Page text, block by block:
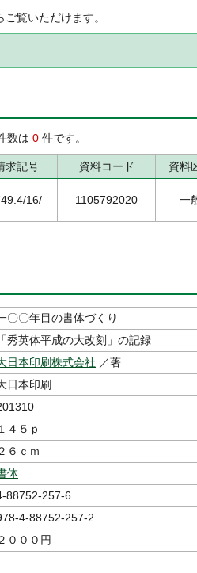
覧いただけます。
数は 0 件です。
求記号 資料コード 資料
16/ 1105792020 一
〇〇年目の書体づくり
「秀英体平成の大改刻」の記録
日本印刷株式会社 ／著
日本印刷
４５ｐ
６ｃｍ
体
88752-257-6
4-88752-257-2
０００円